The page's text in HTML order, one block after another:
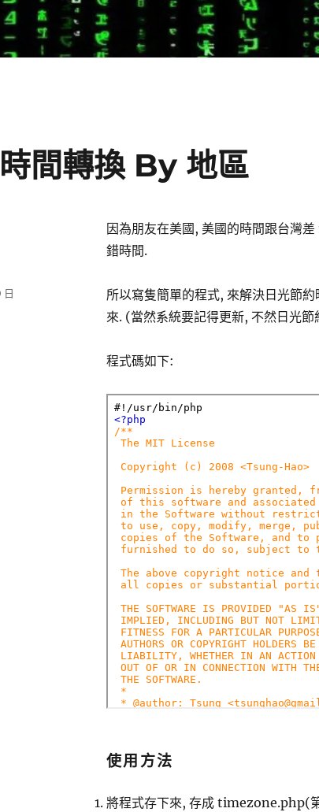
間轉換 By 地區
因為朋友在美國, 美國的時間跟台灣
錯時間.
所以寫隻簡單的程式, 來解決日光節
來. (當然系統要記得更新, 不然日光
程式碼如下:
使用方法
將程式存下來, 存成
日